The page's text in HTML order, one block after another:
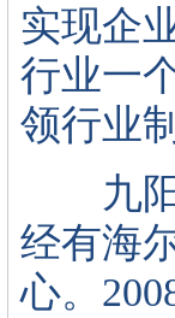
实现企
行业一
领行业
九阳
经有海
心。